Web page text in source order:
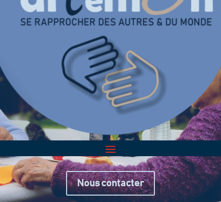
Nous contacter